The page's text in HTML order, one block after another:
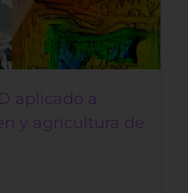
aplicado a
y agricultura de